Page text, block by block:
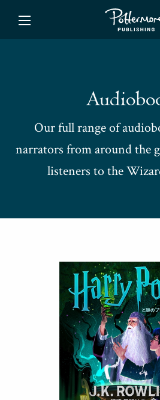
Our full range of
narrators from around the
listeners to the